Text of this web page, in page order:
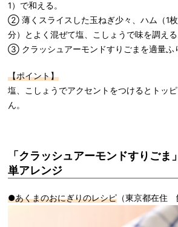
1）で和える。
② 薄くスライスした玉ねぎ少々、ハム（1
分）とよく混ぜて塩、こしょうで味を調える
③ クラッシュアーモンドすりごまを適量ふ
【ポイント】
塩、こしょうでアクセントをつけるとトッ
ん。
「クラッシュアーモンドすりごま
単アレンジ
●あくまのおにぎりのレシピ （東京都在住